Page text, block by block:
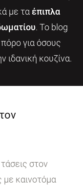
με τα έπιπλα
. Το blog
για όσους
ιδανική κουζίνα.
στον
με καινοτόμα